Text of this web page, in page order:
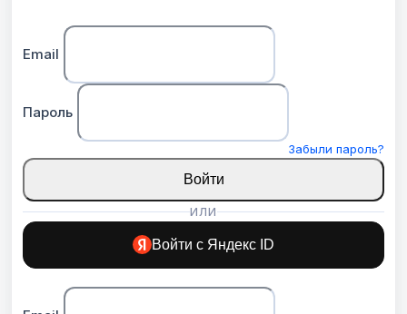
Email
Пароль
Забыли пароль?
Войти
ИЛИ
Войти с Яндекс ID